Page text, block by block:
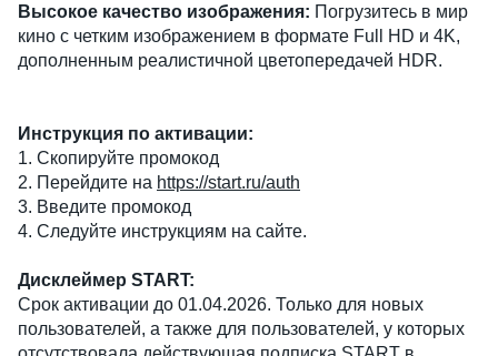
Высокое качество изображения: Погрузитесь в мир
кино с четким изображением в формате Full HD и 4K,
дополненным реалистичной цветопередачей HDR.
Инструкция по активации:
1. Скопируйте промокод
2. Перейдите на https://start.ru/auth
3. Введите промокод
4. Следуйте инструкциям на сайте.
Дисклеймер START:
Срок активации до 01.04.2026. Только для новых
пользователей, а также для пользователей, у которых